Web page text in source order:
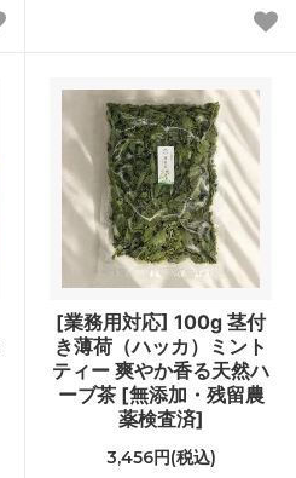
[業務用対応] 100g 茎付
き薄荷（ハッカ）ミント
ティー 爽やか香る天然ハ
ーブ茶 [無添加・残留農
薬検査済]
3,456円(税込)